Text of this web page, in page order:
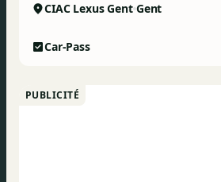
CIAC Lexus Gent Gent
Car-Pass
PUBLICITÉ